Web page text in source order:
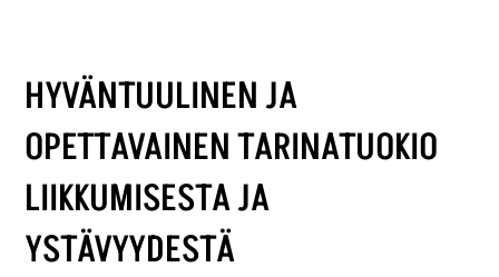
HYVÄNTUULINEN JA
OPETTAVAINEN TARINATUOKIO
LIIKKUMISESTA JA
YSTÄVYYDESTÄ